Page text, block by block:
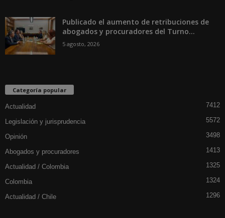
Publicado el aumento de retribuciones de
abogados y procuradores del Turno...
5 agosto, 2026
Categoría popular
Actualidad 7412
Legislación y jurisprudencia 5572
Opinión 3498
Abogados y procuradores 1413
Actualidad / Colombia 1325
Colombia 1324
Actualidad / Chile 1296